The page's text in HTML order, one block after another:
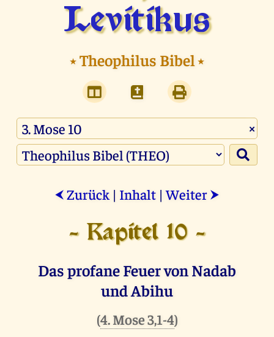
Levitikus
⭑Theophilus Bibel⭑
×
⮜ Zurück | Inhalt |Weiter ⮞
- Kapitel 10 -
Das profane Feuer von Nadab
und Abihu
(4. Mose 3,1-4)